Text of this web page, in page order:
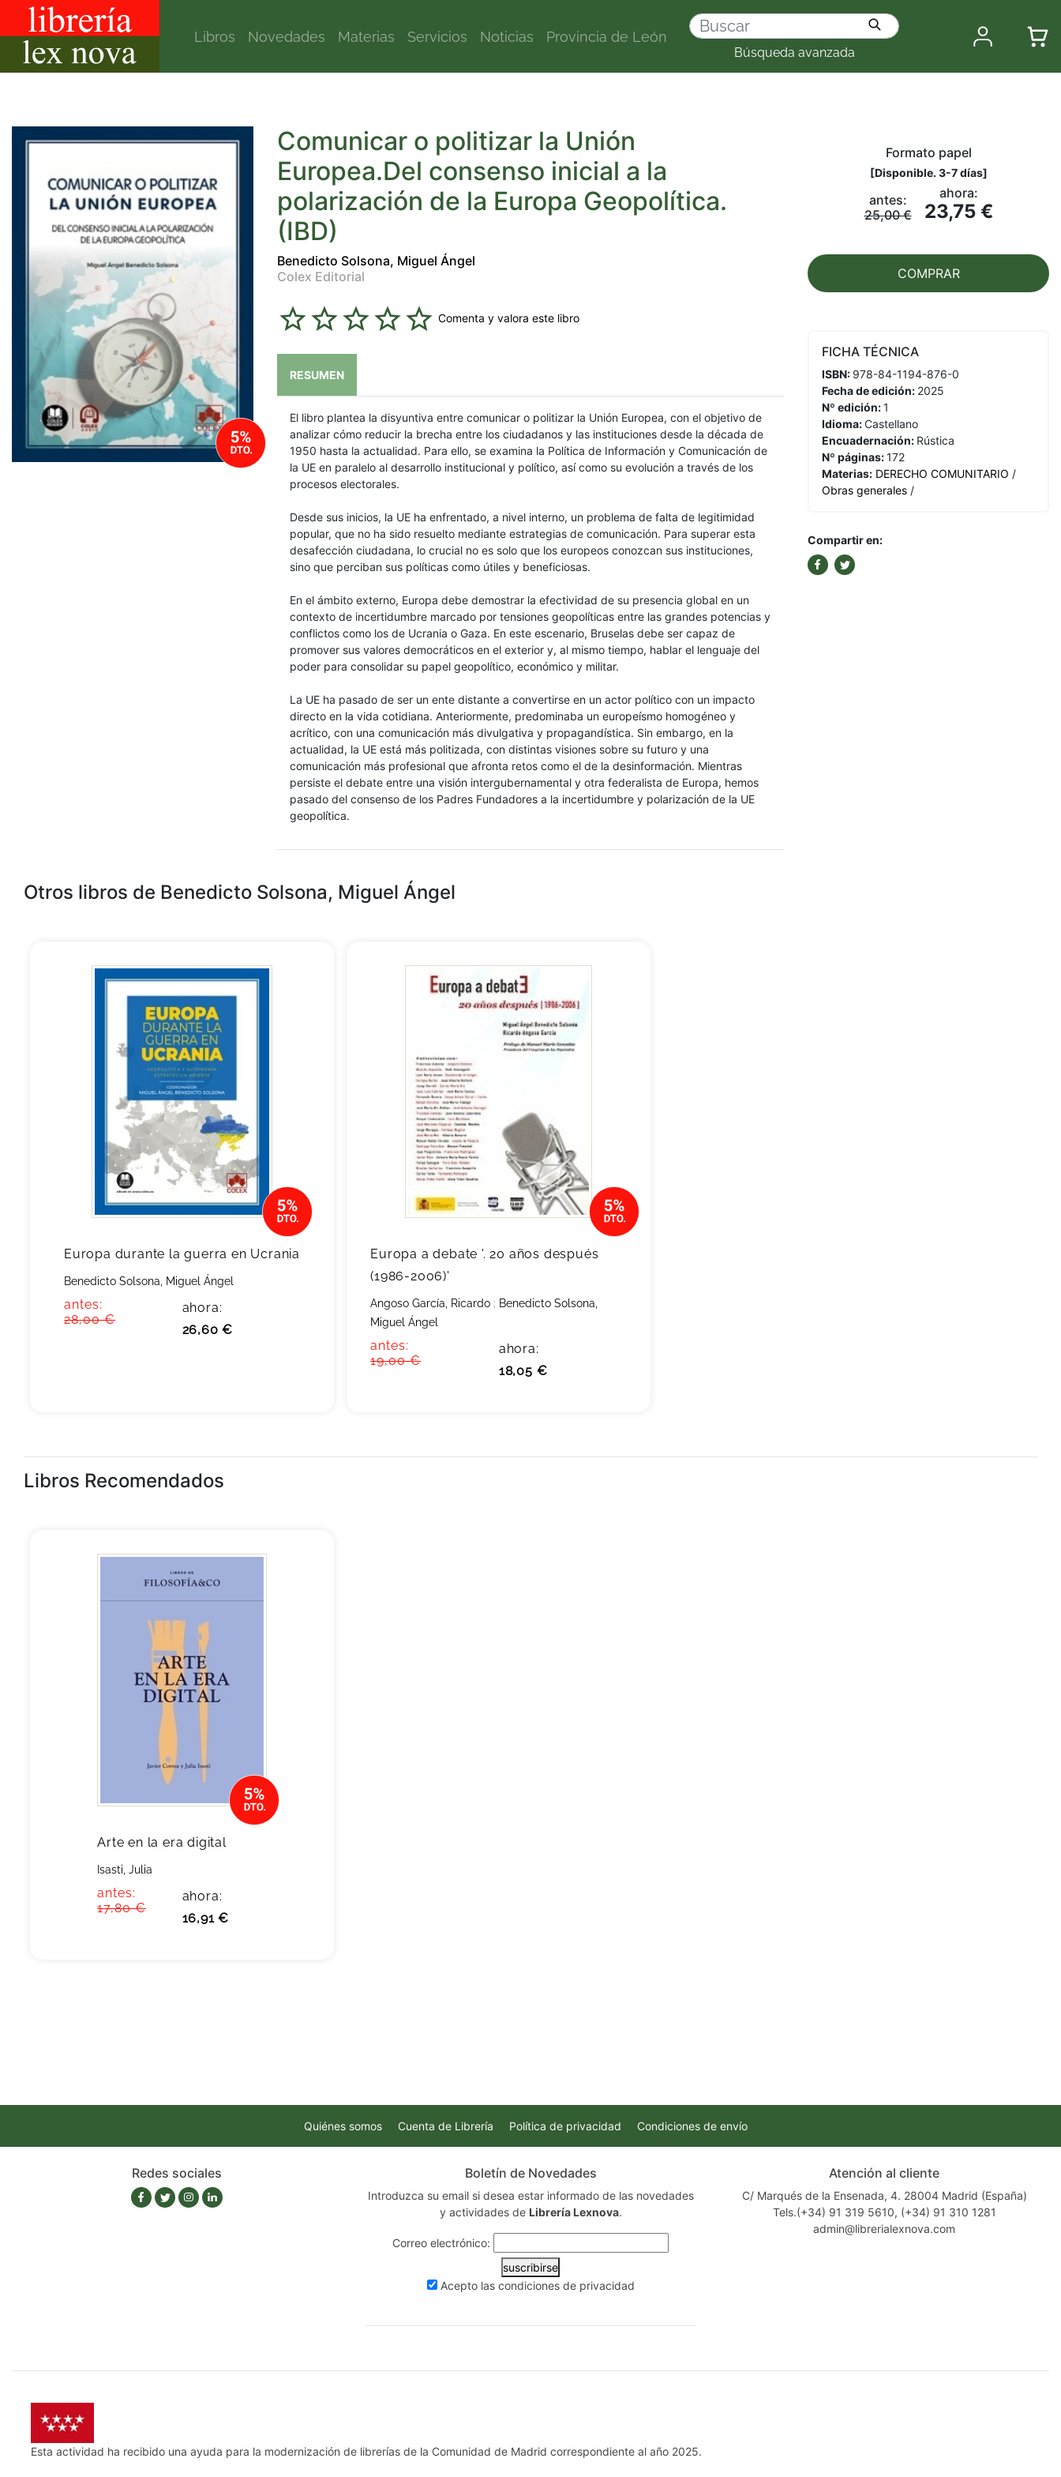
Libros Novedades Materias Servicios Noticias Provincia de León
Búsqueda avanzada
Comunicar o politizar la Unión
Europea.Del consenso inicial a la
polarización de la Europa Geopolítica.
(IBD)
Benedicto Solsona, Miguel Ángel
Colex Editorial
Comenta y valora este libro
RESUMEN
El libro plantea la disyuntiva entre comunicar o politizar la Unión Europea, con el objetivo de
analizar cómo reducir la brecha entre los ciudadanos y las instituciones desde la década de
1950 hasta la actualidad. Para ello, se examina la Política de Información y Comunicación de
la UE en paralelo al desarrollo institucional y político, así como su evolución a través de los
procesos electorales.
Desde sus inicios, la UE ha enfrentado, a nivel interno, un problema de falta de legitimidad
popular, que no ha sido resuelto mediante estrategias de comunicación. Para superar esta
desafección ciudadana, lo crucial no es solo que los europeos conozcan sus instituciones,
sino que perciban sus políticas como útiles y beneficiosas.
En el ámbito externo, Europa debe demostrar la efectividad de su presencia global en un
contexto de incertidumbre marcado por tensiones geopolíticas entre las grandes potencias y
conflictos como los de Ucrania o Gaza. En este escenario, Bruselas debe ser capaz de
promover sus valores democráticos en el exterior y, al mismo tiempo, hablar el lenguaje del
poder para consolidar su papel geopolítico, económico y militar.
La UE ha pasado de ser un ente distante a convertirse en un actor político con un impacto
directo en la vida cotidiana. Anteriormente, predominaba un europeísmo homogéneo y
acrítico, con una comunicación más divulgativa y propagandística. Sin embargo, en la
actualidad, la UE está más politizada, con distintas visiones sobre su futuro y una
comunicación más profesional que afronta retos como el de la desinformación. Mientras
persiste el debate entre una visión intergubernamental y otra federalista de Europa, hemos
pasado del consenso de los Padres Fundadores a la incertidumbre y polarización de la UE
geopolítica.
Formato papel
[Disponible. 3-7 días]
antes:
25,00 €
ahora:
23,75 €
COMPRAR
FICHA TÉCNICA
ISBN: 978-84-1194-876-0
Fecha de edición: 2025
Nº edición:1
Idioma:Castellano
Encuadernación: Rústica
Nº páginas:172
Materias: DERECHO COMUNITARIO /
Obras generales /
Compartir en:
Otros libros de Benedicto Solsona, Miguel Ángel
Europa durante la guerra en Ucrania
Benedicto Solsona, Miguel Ángel
antes:
28,00 €
ahora:
26,60 €
Europa a debate '. 20 años después
(1986-2006)'
Angoso García, Ricardo ; Benedicto Solsona,
Miguel Ángel
antes:
19,00 €
ahora:
18,05 €
Libros Recomendados
Arte en la era digital
Isasti, Julia
antes:
17,80 €
ahora:
16,91 €
Quiénes somos Cuenta de Librería Política de privacidad Condiciones de envío
Redes sociales Boletín de Novedades
Introduzca su email si desea estar informado de las novedades
y actividades de Librería Lexnova.
Correo electrónico:
suscribirse
Acepto las condiciones de privacidad
Atención al cliente
C/ Marqués de la Ensenada, 4. 28004 Madrid (España)
Tels.(+34) 91 319 5610, (+34) 91 310 1281
admin@librerialexnova.com
Esta actividad ha recibido una ayuda para la modernización de librerías de la Comunidad de Madrid correspondiente al año 2025.